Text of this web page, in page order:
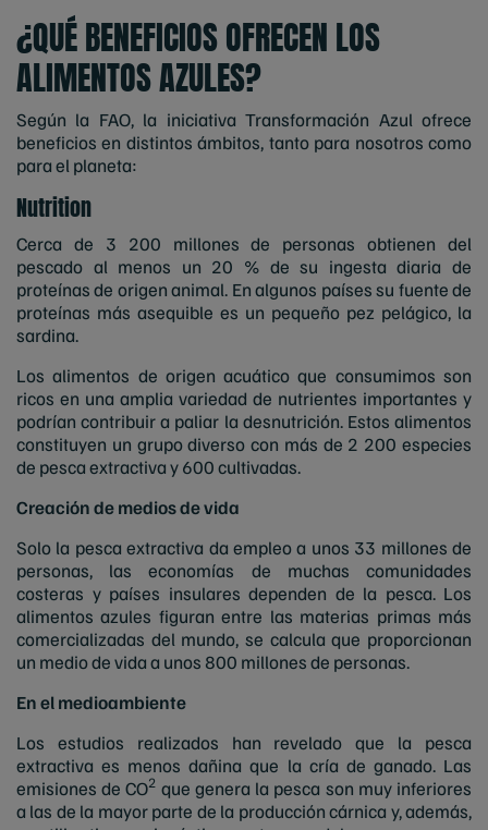
¿QUÉ BENEFICIOS OFRECEN LOS
ALIMENTOS AZULES?
Según la FAO, la iniciativa Transformación Azul ofrece
beneficios en distintos ámbitos, tanto para nosotros como
para el planeta:
Nutrition
Cerca de 3 200 millones de personas obtienen del
pescado al menos un 20 % de su ingesta diaria de
proteínas de origen animal. En algunos países su fuente de
proteínas más asequible es un pequeño pez pelágico, la
sardina.
Los alimentos de origen acuático que consumimos son
ricos en una amplia variedad de nutrientes importantes y
podrían contribuir a paliar la desnutrición. Estos alimentos
constituyen un grupo diverso con más de 2 200 especies
de pesca extractiva y 600 cultivadas.
Creación de medios de vida
Solo la pesca extractiva da empleo a unos 33 millones de
personas, las economías de muchas comunidades
costeras y países insulares dependen de la pesca. Los
alimentos azules figuran entre las materias primas más
comercializadas del mundo, se calcula que proporcionan
un medio de vida a unos 800 millones de personas.
En el medioambiente
Los estudios realizados han revelado que la pesca
extractiva es menos dañina que la cría de ganado. Las
emisiones de CO2 que genera la pesca son muy inferiores
a las de la mayor parte de la producción cárnica y, además,